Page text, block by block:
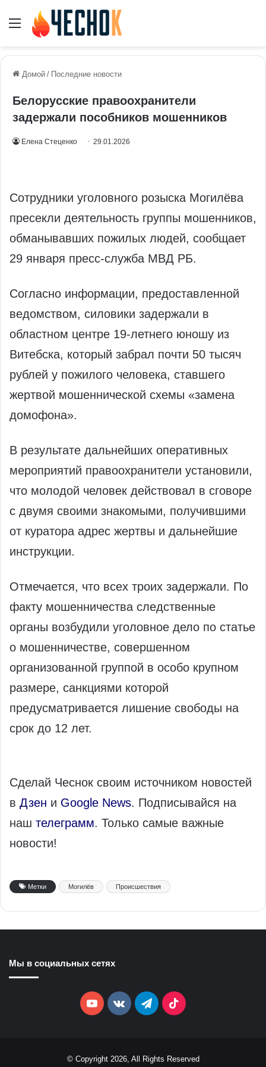
Меню
Домой / Последние новости
Белорусские правоохранители
задержали пособников мошенников
Елена Стеценко 29.01.2026
Сотрудники уголовного розыска Могилёва
пресекли деятельность группы мошенников,
обманывавших пожилых людей, сообщает
29 января пресс-служба МВД РБ.
Согласно информации, предоставленной
ведомством, силовики задержали в
областном центре 19-летнего юношу из
Витебска, который забрал почти 50 тысяч
рублей у пожилого человека, ставшего
жертвой мошеннической схемы «замена
домофона».
В результате дальнейших оперативных
мероприятий правоохранители установили,
что молодой человек действовал в сговоре
с двумя своими знакомыми, получившими
от куратора адрес жертвы и дальнейшие
инструкции.
Отмечается, что всех троих задержали. По
факту мошенничества следственные
органы возбудили уголовное дело по статье
о мошенничестве, совершенном
организованной группой в особо крупном
размере, санкциями которой
предусматривается лишение свободы на
срок до 12 лет.
Сделай Чеснок своим источником новостей
в Дзен и Google News. Подписывайся на
наш телеграмм. Только самые важные
новости!
Метки Могилёв Происшествия
Мы в социальных сетях
YouTubevk.comTelegramTikTok
© Copyright 2026, All Rights Reserved